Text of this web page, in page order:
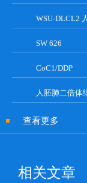
SW 626
CoC1/DDP
人胚肺二倍体
查看更多
相关文章